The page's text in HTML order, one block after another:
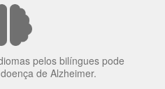
pelos bilíngues pode